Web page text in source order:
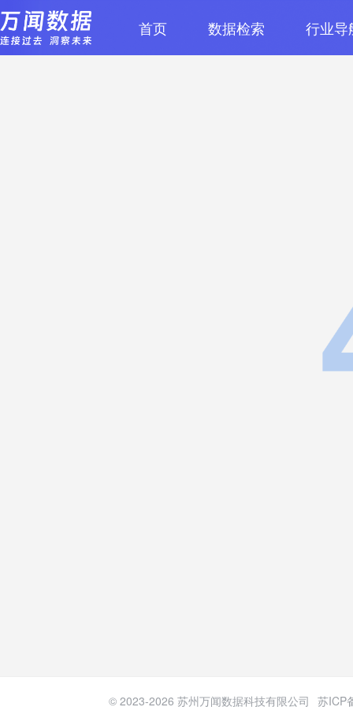
首页 数据检索 行业导
© 2023-2026 苏州万闻数据科技有限公司 苏ICP